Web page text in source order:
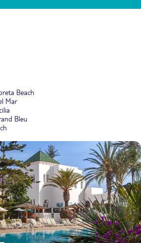
Beach
Mar
Bleu